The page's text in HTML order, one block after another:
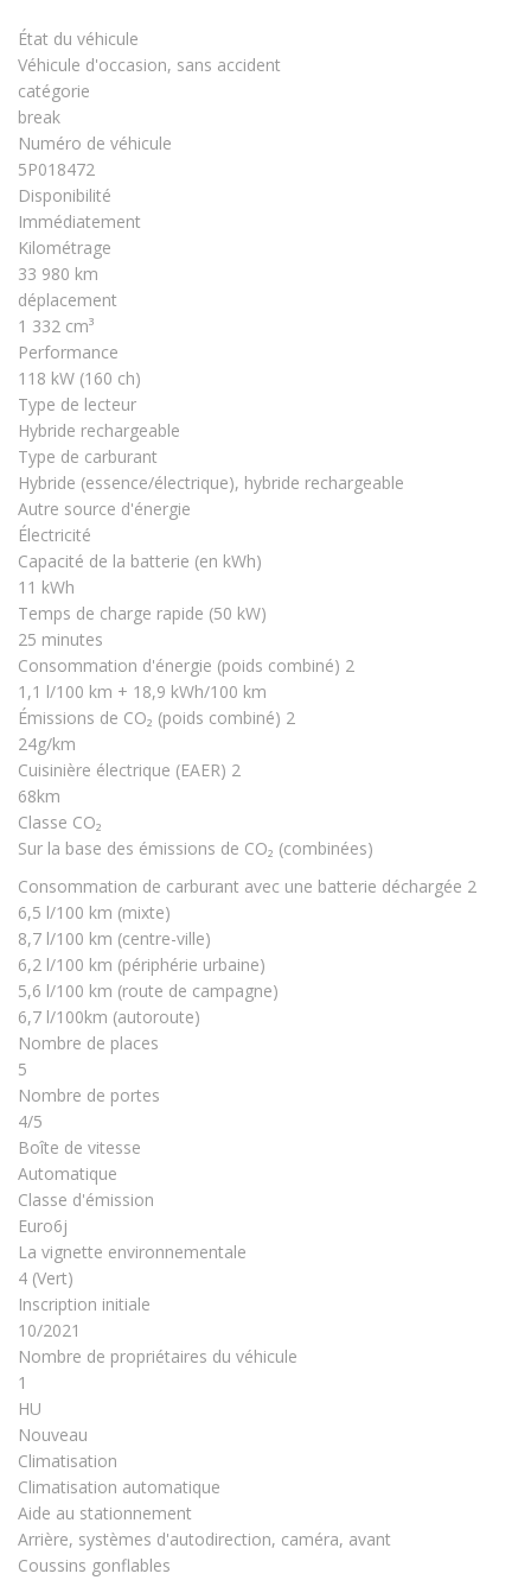
État du véhicule
Véhicule d'occasion, sans accident
catégorie
break
Numéro de véhicule
5P018472
Disponibilité
Immédiatement
Kilométrage
33 980 km
déplacement
1 332 cm³
Performance
118 kW (160 ch)
Type de lecteur
Hybride rechargeable
Type de carburant
Hybride (essence/électrique), hybride rechargeable
Autre source d'énergie
Électricité
Capacité de la batterie (en kWh)
11 kWh
Temps de charge rapide (50 kW)
25 minutes
Consommation d'énergie (poids combiné) 2
1,1 l/100 km + 18,9 kWh/100 km
Émissions de CO₂ (poids combiné) 2
24g/km
Cuisinière électrique (EAER) 2
68km
Classe CO₂
Sur la base des émissions de CO₂ (combinées)
Consommation de carburant avec une batterie déchargée 2
6,5 l/100 km (mixte)
8,7 l/100 km (centre-ville)
6,2 l/100 km (périphérie urbaine)
5,6 l/100 km (route de campagne)
6,7 l/100km (autoroute)
Nombre de places
5
Nombre de portes
4/5
Boîte de vitesse
Automatique
Classe d'émission
Euro6j
La vignette environnementale
4 (Vert)
Inscription initiale
10/2021
Nombre de propriétaires du véhicule
1
HU
Nouveau
Climatisation
Climatisation automatique
Aide au stationnement
Arrière, systèmes d'autodirection, caméra, avant
Coussins gonflables